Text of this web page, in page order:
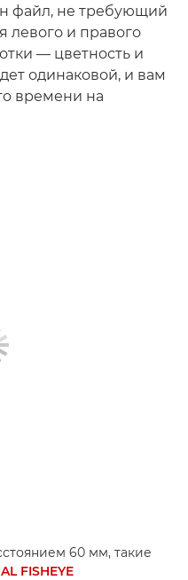
файл, не требующий
левого и правого
— цветность и
одинаковой, и вам
времени на
60 мм, такие
FISHEYE